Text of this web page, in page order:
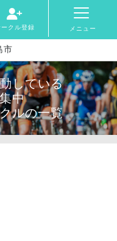
ークル登録 メニュー
市
している
中
ルの一覧